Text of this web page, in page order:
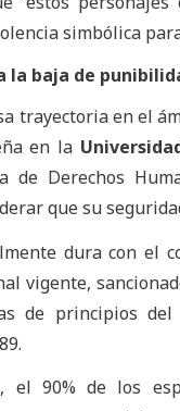
simbólica
la baja de
trayectoria en el
en la
de Derechos
que su
dura con el
vigente,
de principios
el 90% de los